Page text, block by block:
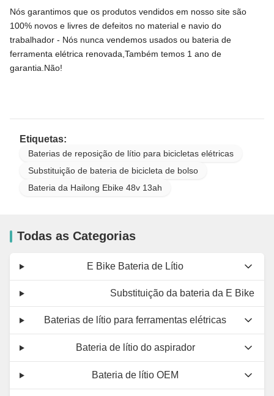
Nós garantimos que os produtos vendidos em nosso site são
100% novos e livres de defeitos no material e navio do
trabalhador - Nós nunca vendemos usados ou bateria de
ferramenta elétrica renovada,Também temos 1 ano de
garantia.Não!
Etiquetas:
Baterias de reposição de lítio para bicicletas elétricas
Substituição de bateria de bicicleta de bolso
Bateria da Hailong Ebike 48v 13ah
Todas as Categorias
E Bike Bateria de Lítio
Substituição da bateria da E Bike
Baterias de lítio para ferramentas elétricas
Bateria de lítio do aspirador
Bateria de lítio OEM